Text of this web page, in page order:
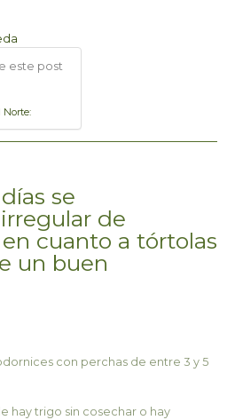
este post
Norte:
se
de
cuanto a tórtolas
un buen
con perchas de entre 3 y 5
hay trigo sin cosechar o hay